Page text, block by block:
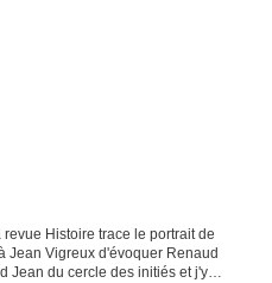
Histoire trace le portrait de
Jean Vigreux d'évoquer Renaud
Jean du cercle des initiés et j'y